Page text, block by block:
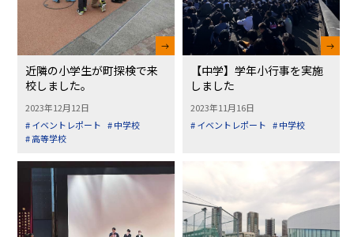
近隣の小学生が町探検で来
校しました。
2023年12月12日
# イベントレポート # 中学校
# 高等学校
【中学】学年小行事を実施
しました
2023年11月16日
# イベントレポート # 中学校